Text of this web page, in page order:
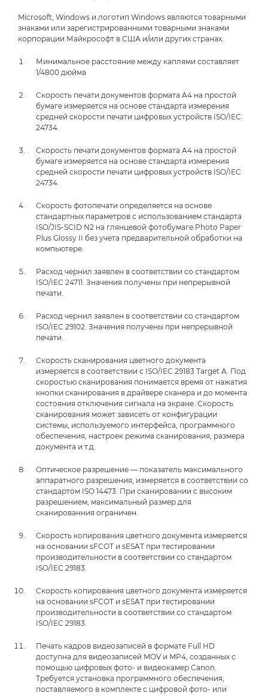
Microsoft, Windows и логотип Windows являются товарными
знаками или зарегистрированными товарными знаками
корпорации Майкрософт в США и/или других странах.
Минимальное расстояние между каплями составляет
1/4800 дюйма
Скорость печати документов формата A4 на простой
бумаге измеряется на основе стандарта измерения
средней скорости печати цифровых устройств ISO/IEC
24734.
Скорость печати документов формата A4 на простой
бумаге измеряется на основе стандарта измерения
средней скорости печати цифровых устройств ISO/IEC
24734.
Скорость фотопечати определяется на основе
стандартных параметров с использованием стандарта
ISO/JIS-SCID N2 на глянцевой фотобумаге Photo Paper
Plus Glossy II без учета предварительной обработки на
компьютере.
Расход чернил заявлен в соответствии со стандартом
ISO/IEC 24711. Значения получены при непрерывной
печати.
Расход чернил заявлен в соответствии со стандартом
ISO/IEC 29102. Значения получены при непрерывной
печати.
Скорость сканирования цветного документа
измеряется в соответствии с ISO/IEC 29183 Target A. Под
скоростью сканирования понимается время от нажатия
кнопки сканирования в драйвере сканера и до момента
состояния отключения сигнала на экране. Скорость
сканирования может зависеть от конфигурации
системы, используемого интерфейса, программного
обеспечения, настроек режима сканирования, размера
документа и т.д.
Оптическое разрешение — показатель максимального
аппаратного разрешения, измеряется в соответствии со
стандартом ISO 14473. При сканировании с высоким
разрешением, максимальный размер для
сканированния ограничен.
Скорость копирования цветного документа измеряется
на основании sFCOT и sESAT при тестировании
производительности в соответствии со стандартом
ISO/IEC 29183.
Скорость копирования цветного документа измеряется
на основании sFCOT и sESAT при тестировании
производительности в соответствии со стандартом
ISO/IEC 29183.
Печать кадров видеозаписей в формате Full HD
доступна для видеозаписей MOV и MP4, созданных с
помощью цифровых фото- и видеокамер Canon.
Требуется установка программного обеспечения,
поставляемого в комплекте с цифровой фото- или